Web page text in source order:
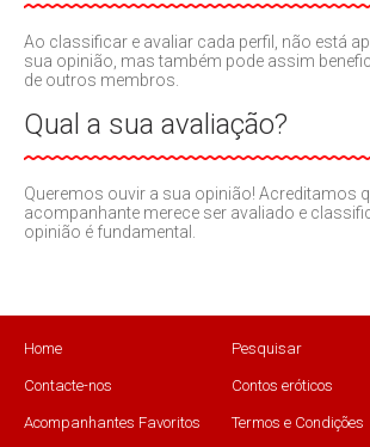
Ao classificar e avaliar cada perfil, não está
sua opinião, mas também pode assim
de outros membros.
Qual a sua avaliação?
Queremos ouvir a sua opinião! Acreditamos
acompanhante merece ser avaliado e
opinião é fundamental.
Home Pesquisar
Contacte-nos Contos eróticos
Acompanhantes Favoritos Termos e Condições